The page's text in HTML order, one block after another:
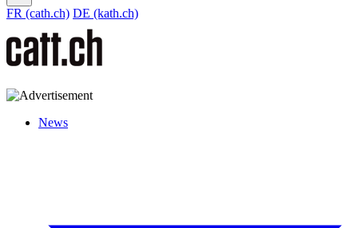
FR (cath.ch) DE (kath.ch)
News